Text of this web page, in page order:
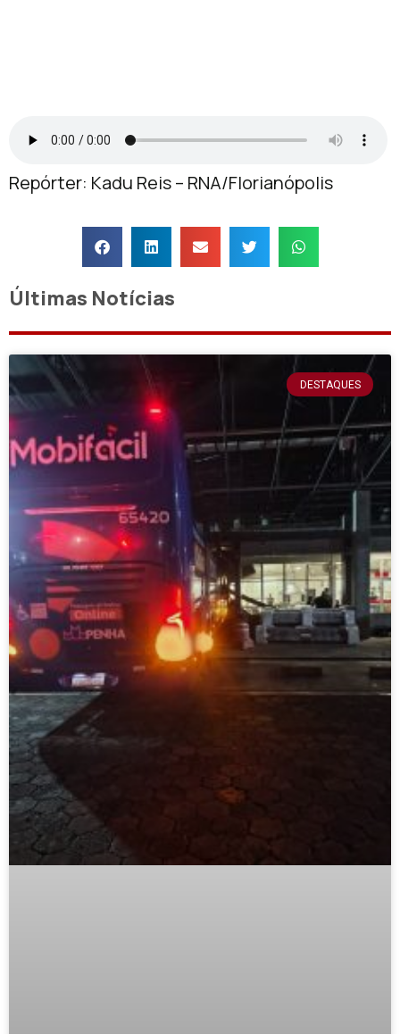
Repórter: Kadu Reis – RNA/Florianópolis
Últimas Notícias
DESTAQUES